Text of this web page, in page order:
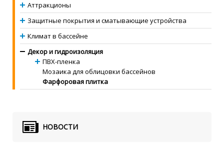
Аттракционы
Защитные покрытия и сматывающие устройства
Климат в бассейне
Декор и гидроизоляция
ПВХ-пленка
Мозаика для облицовки бассейнов
Фарфоровая плитка
НОВОСТИ